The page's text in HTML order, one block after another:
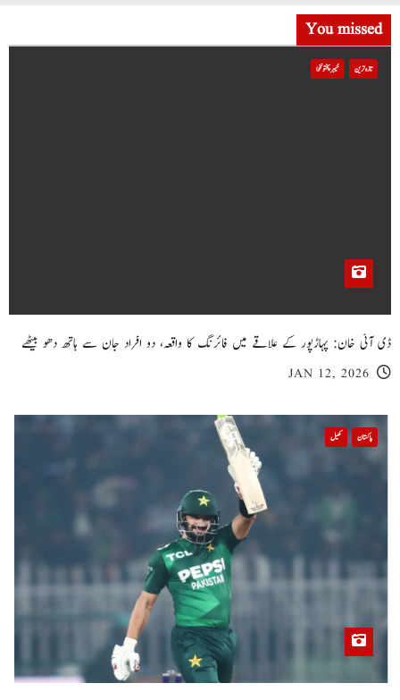
You missed
تازہ ترین خیبر پختونخوا
ڈی آئی خان: پہاڑپور کے علاقے میں فائرنگ کا واقعہ، دو افراد جان سے ہاتھ دھو بیٹھے
JAN 12, 2026
پاکستان کھیل